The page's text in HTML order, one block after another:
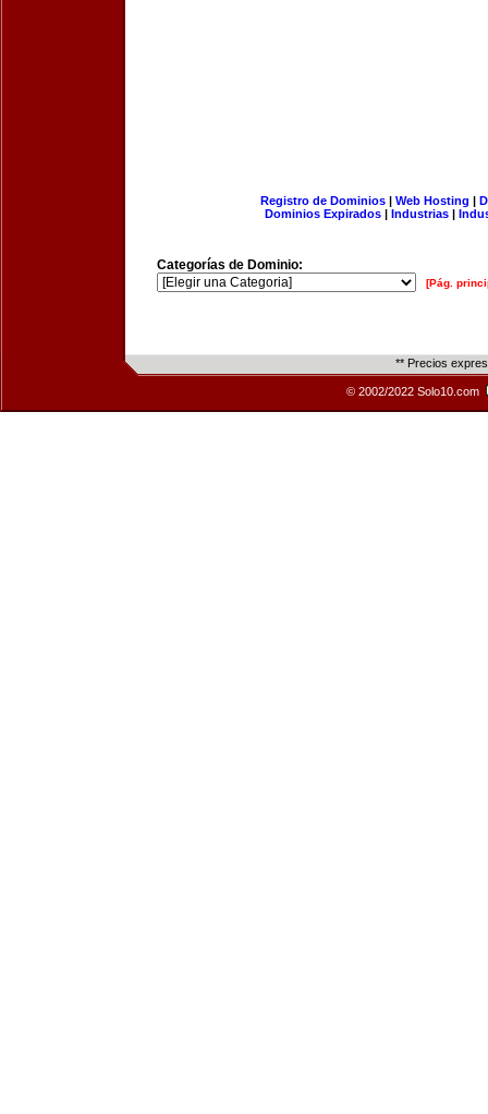
Registro de Dominios| Web Hosting |
Dominios Expirados | Industrias |
Categorías de Dominio:
[Pág.
** Precios
© 2002/2022 Solo10.com